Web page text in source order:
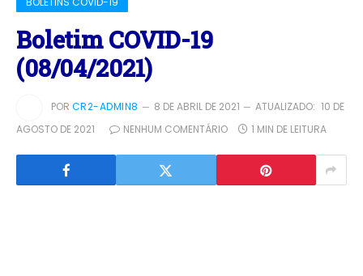
Boletim COVID-19
(08/04/2021)
POR CR2-ADMIN8 8 DE ABRIL DE 2021 ATUALIZADO: 10 DE
AGOSTO DE 2021
NENHUM COMENTÁRIO 1 MIN DE LEITURA